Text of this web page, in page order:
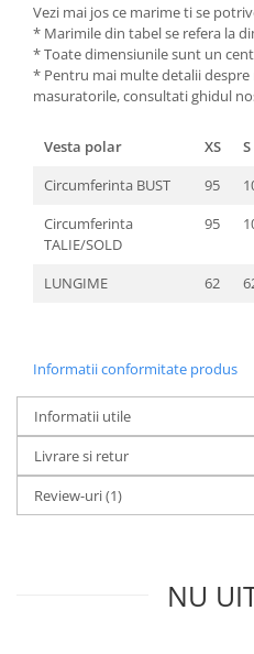
Vezi mai jos ce marime ti se
* Marimile din tabel se refera la
* Toate dimensiunile sunt un
* Pentru mai multe detalii despre
masuratorile, consultati ghidul
Vesta polar XS S
Circumferinta BUST
95
Circumferinta
TALIE/SOLD
95
LUNGIME 62
Informatii conformitate produs
Informatii utile
Livrare si retur
Review-uri(1)
NU